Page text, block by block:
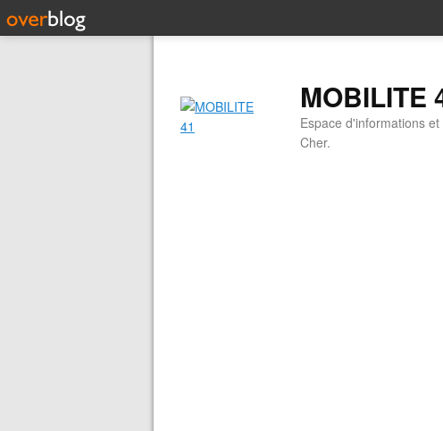
MOBILITE
Espace d'informations
Cher.